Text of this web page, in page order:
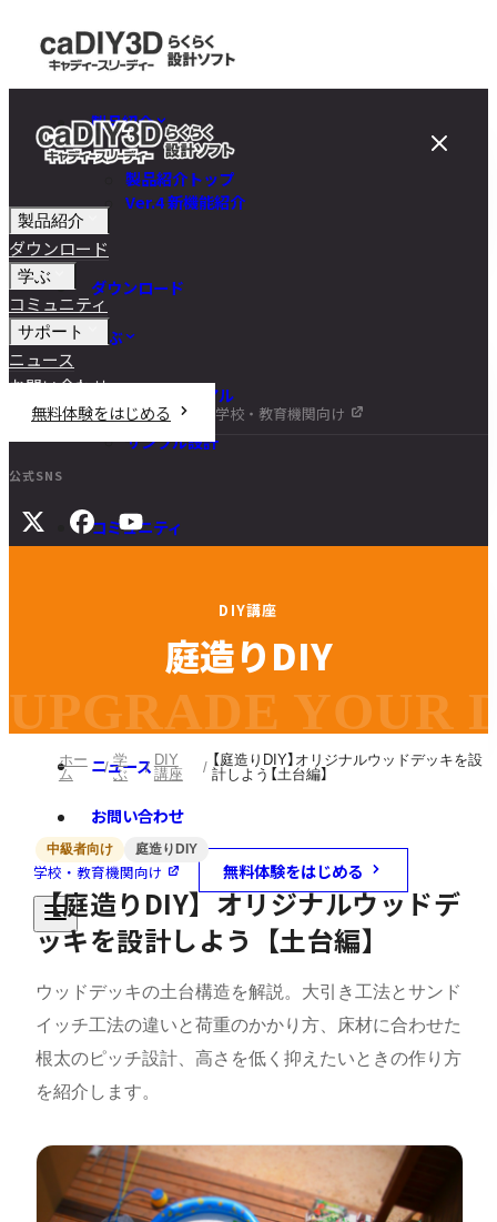
製品紹介
製品紹介トップ
Ver.4 新機能紹介
ダウンロード
学ぶ
チュートリアル
DIY講座
サンプル設計
コミュニティ
よくある質問
マニュアル
旧バージョンダウンロード
ニュース
お問い合わせ
学校・教育機関向け 無料体験をはじめる
製品紹介
ダウンロード
学ぶ
コミュニティ
サポート
ニュース
お問い合わせ
無料体験をはじめる
学校・教育機関向け
公式SNS
D IY講座
庭造りDIY
UPGRADE YOUR
ホー
ム
学
ぶ
DIY
講座
【庭造りDIY】オリジナルウッドデッキを設
計しよう【土台編】
中級者向け 庭造りDIY
【庭造りDIY】オリジナルウッドデ
ッキを設計しよう【土台編】
ウッドデッキの土台構造を解説。大引き工法とサンド
イッチ工法の違いと荷重のかかり方、床材に合わせた
根太のピッチ設計、高さを低く抑えたいときの作り方
を紹介します。